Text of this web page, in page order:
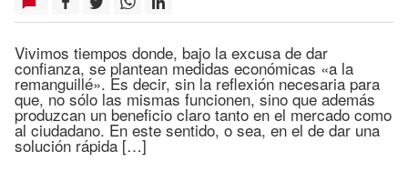
Vivimos tiempos donde, bajo la excusa de dar
confianza, se plantean medidas económicas «a la
remanguillé». Es decir, sin la reflexión necesaria para
que, no sólo las mismas funcionen, sino que además
produzcan un beneficio claro tanto en el mercado como
al ciudadano. En este sentido, o sea, en el de dar una
solución rápida […]